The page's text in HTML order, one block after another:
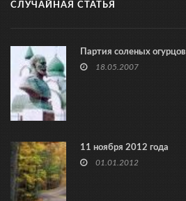
СЛУЧАЙНАЯ СТАТЬЯ
Партия соленых огурцов
18.05.2007
11 ноября 2012 года
01.01.2012